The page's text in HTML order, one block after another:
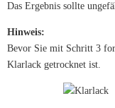
Das Ergebnis sollte
Hinweis:
Bevor Sie mit Schritt 3
Klarlack getrocknet ist.